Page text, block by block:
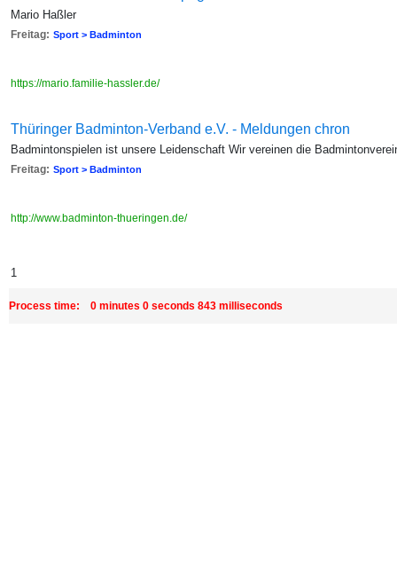
Mario Haßler
Freitag: Sport > Badminton
https://mario.familie-hassler.de/
Thüringer Badminton-Verband e.V. - Meldungen chron
Badmintonspielen ist unsere Leidenschaft Wir vereinen die
Freitag: Sport > Badminton
http://www.badminton-thueringen.de/
1
Process time: 0 minutes 0 seconds 843 milliseconds